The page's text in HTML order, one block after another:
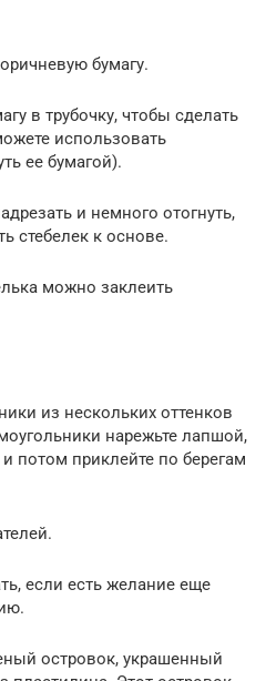
бумагу.
в трубочку, чтобы сделать
использовать
ее бумагой).
и немного отогнуть,
стебелек к основе.
можно заклеить
из нескольких оттенков
нарежьте лапшой,
потом приклейте по берегам
если есть желание еще
островок, украшенный